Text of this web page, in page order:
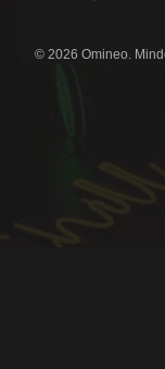
© 2026 Omineo.